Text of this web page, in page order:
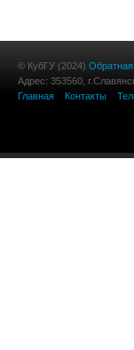
© КубГУ (2024) Обратная
Адрес: 353560,
Главная
Контакты